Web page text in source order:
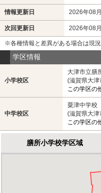
情報更新日 2026年08
次回更新日 2026年08
※各種情報と差異がある場合は現
学区情報
小学校区
大津市立膳
(滋賀県大津
この学区の
中学校区
粟津中学校
(滋賀県大津
この学区の
膳所小学校学区域